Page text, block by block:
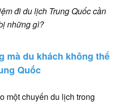
đi du lịch Trung Quốc cần
những gì?
mà du khách không thể
Quốc
một chuyến du lịch trong